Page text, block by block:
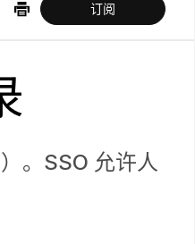
订阅
。SSO 允许人